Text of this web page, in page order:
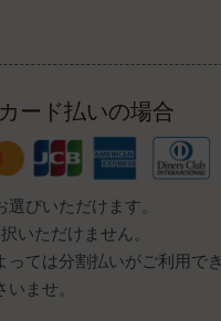
ード払いの場合
びいただけます。
いただけません。
ては分割払いがご利用で
ませ。